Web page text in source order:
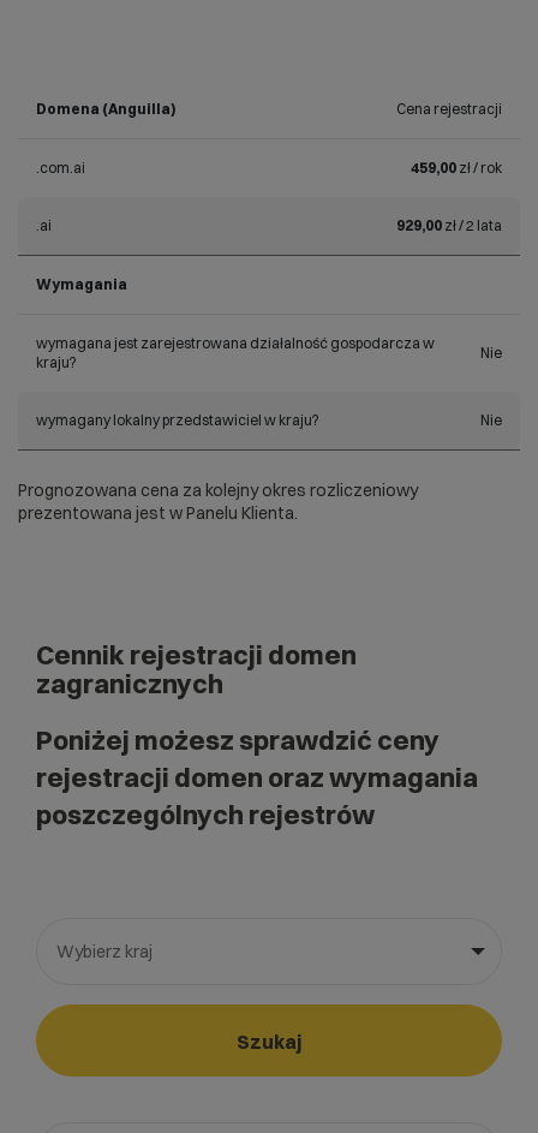
Domena (Anguilla) Cena rejestracji
.com.ai 459,00 zł / rok
.ai 929,00 zł / 2 lata
Wymagania
wymagana jest zarejestrowana działalność gospodarcza w
kraju?
Nie
wymagany lokalny przedstawiciel w kraju? Nie
Prognozowana cena za kolejny okres rozliczeniowy
prezentowana jest w Panelu Klienta.
Cennik rejestracji domen
zagranicznych
Poniżej możesz sprawdzić ceny
rejestracji domen oraz wymagania
poszczególnych rejestrów
Wybierz kraj
Wybierz gotową listę. Użyj spacji, aby otworzyć.
Naciśnij spację, aby otworzyć listę, klawisze strzałek, aby
Szukaj